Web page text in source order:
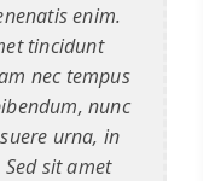
enim.
tincidunt
nec tempus
nunc
urna, in
sit amet